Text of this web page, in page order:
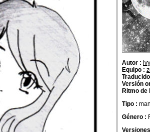
Autor :
Equipo :
Versión
Ritmo de
Tipo :
Género :